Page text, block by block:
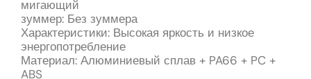
мигающий
зуммер: Без зуммера
Характеристики: Высокая яркость и низкое
энергопотребление
Материал: Алюминиевый сплав + PA66 + PC +
ABS